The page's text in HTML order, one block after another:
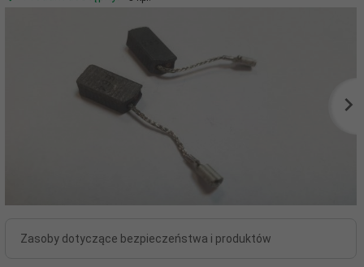
Zasoby dotyczące bezpieczeństwa i produktów